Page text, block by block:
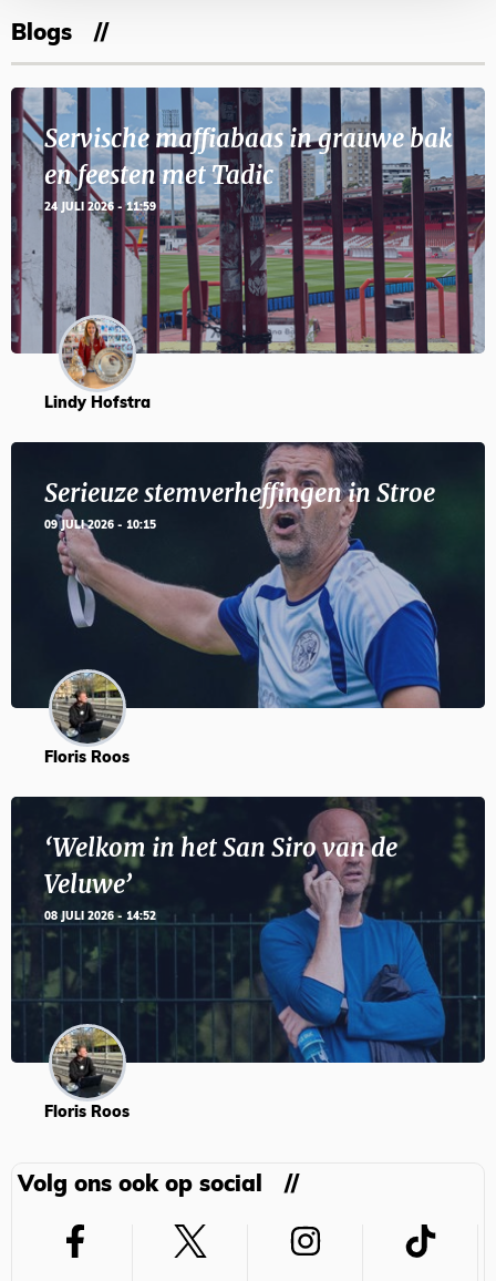
Blogs
Servische maffiabaas in grauwe bak
en feesten met Tadic
24 JULI 2026 - 11:59
Lindy Hofstra
Serieuze stemverheffingen in Stroe
09 JULI 2026 - 10:15
Floris Roos
‘Welkom in het San Siro van de
Veluwe’
08 JULI 2026 - 14:52
Floris Roos
Volg ons ook op social